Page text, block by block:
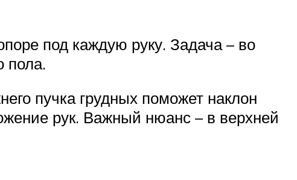
под каждую руку. Задача – во
пола.
пучка грудных поможет наклон
рук. Важный нюанс – в верхней